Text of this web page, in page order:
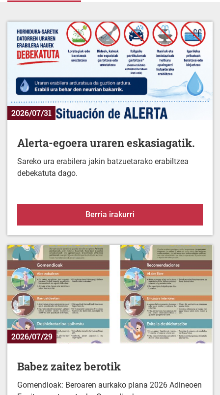
2026/07/31
Alerta-egoera uraren eskasiagatik.
Sareko ura erabilera jakin batzuetarako erabiltzea
debekatuta dago.
Berria irakurri
2026/07/29
Babez zaitez berotik
Gomendioak: Beroaren aurkako plana 2026 Adineoen